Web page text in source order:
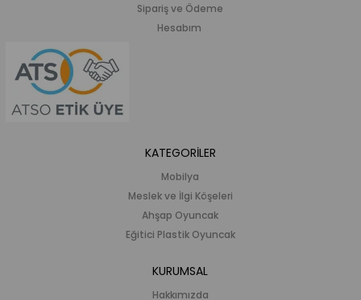
Sipariş ve Ödeme
Hesabım
KATEGORİLER
Mobilya
Meslek ve İlgi Köşeleri
Ahşap Oyuncak
Eğitici Plastik Oyuncak
KURUMSAL
Hakkımızda